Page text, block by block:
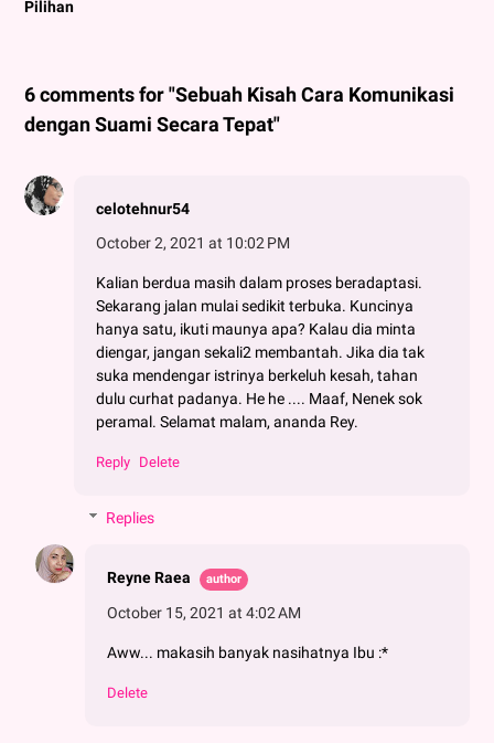
Pilihan
6 comments for "Sebuah Kisah Cara Komunikasi
dengan Suami Secara Tepat"
celotehnur54
October 2, 2021 at 10:02 PM
Kalian berdua masih dalam proses beradaptasi.
Sekarang jalan mulai sedikit terbuka. Kuncinya
hanya satu, ikuti maunya apa? Kalau dia minta
diengar, jangan sekali2 membantah. Jika dia tak
suka mendengar istrinya berkeluh kesah, tahan
dulu curhat padanya. He he .... Maaf, Nenek sok
peramal. Selamat malam, ananda Rey.
Reply Delete
Replies
Reyne Raea
October 15, 2021 at 4:02 AM
Aww... makasih banyak nasihatnya Ibu :*
Delete